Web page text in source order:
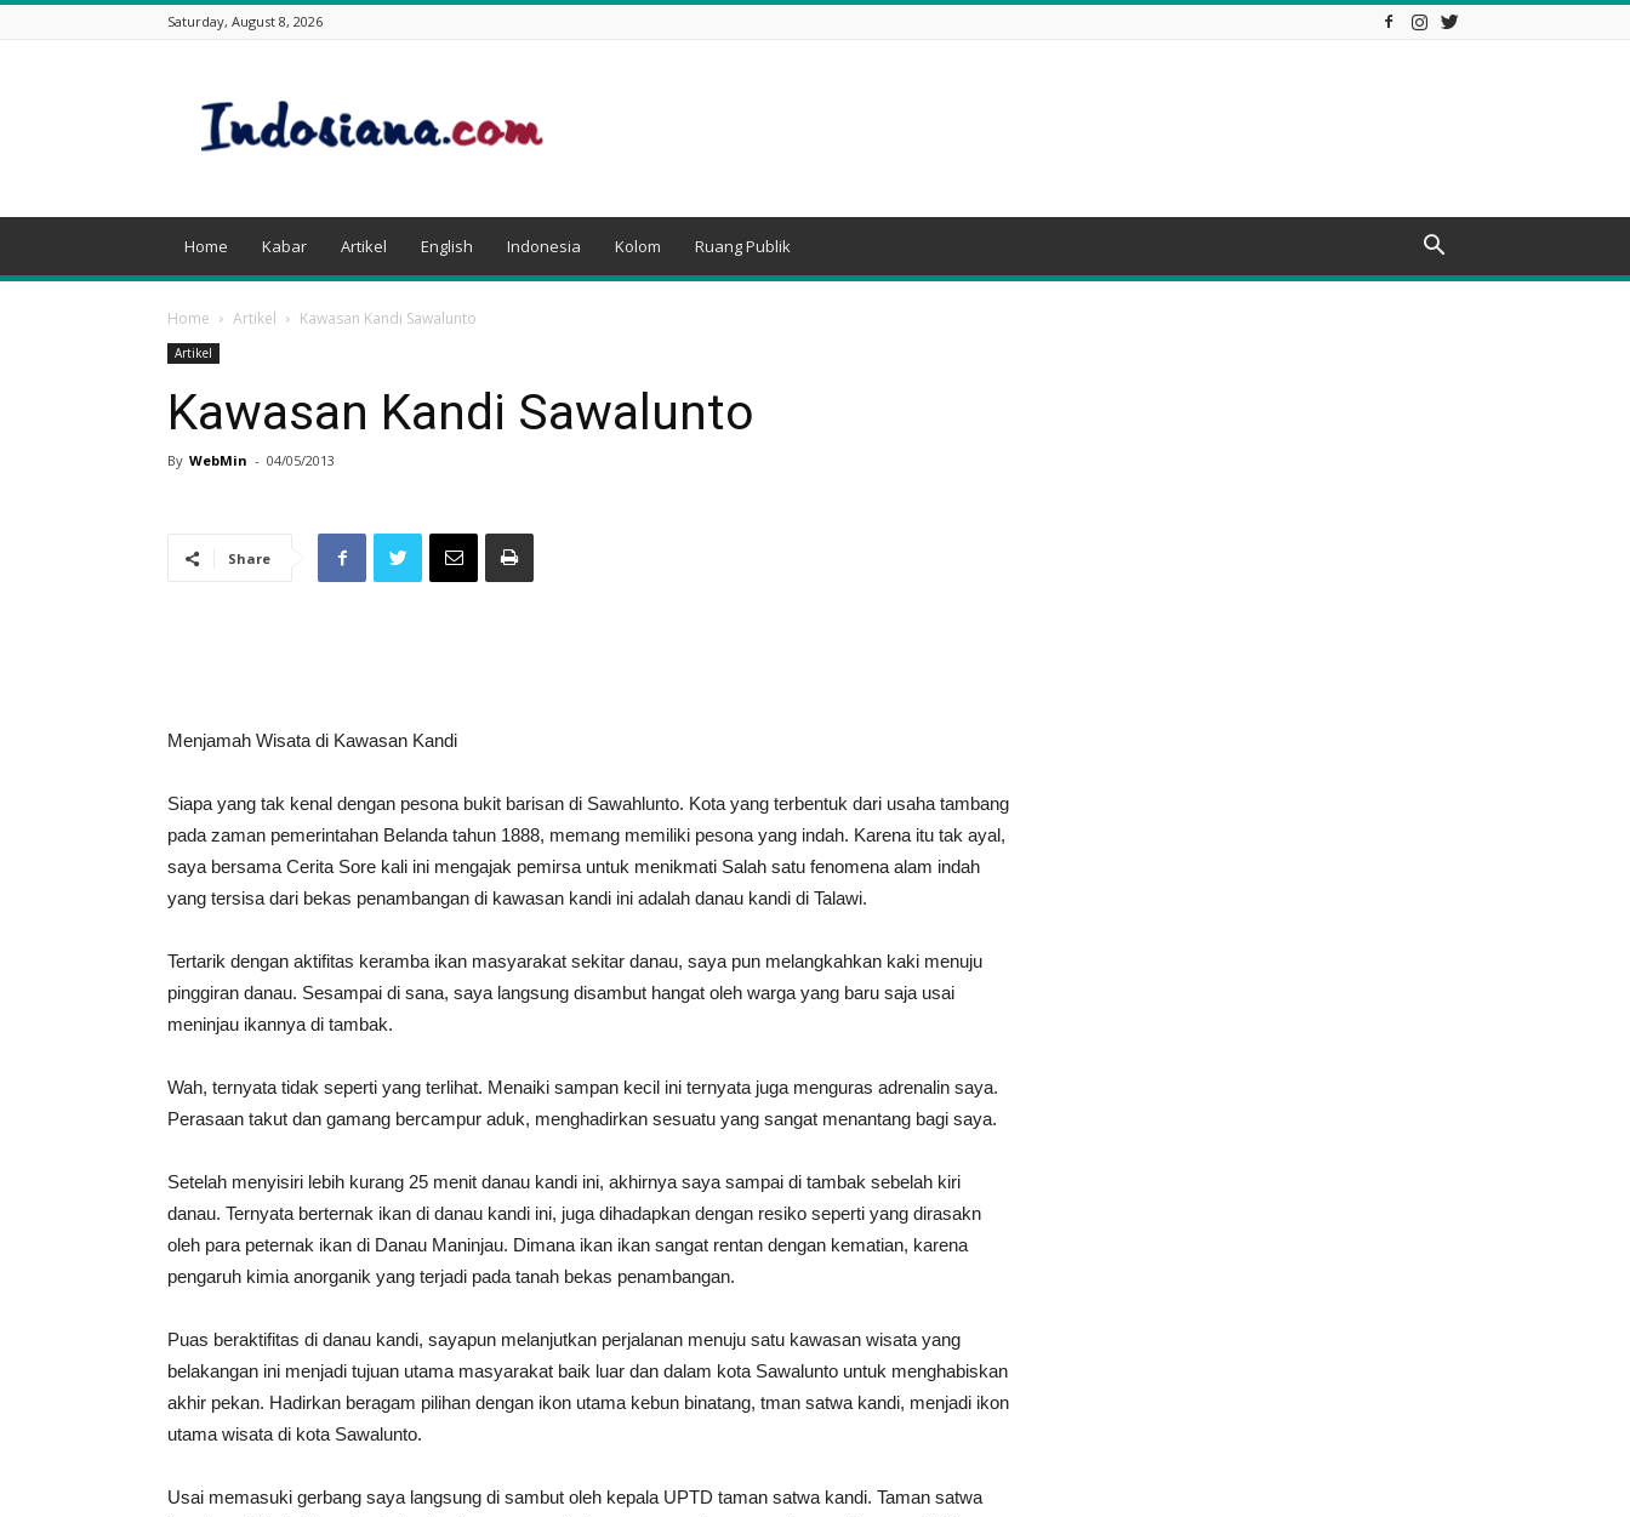
Saturday, August 8, 2026
Home Kabar Artikel English Indonesia Kolom Ruang Publik
Home Artikel Kawasan Kandi Sawalunto
Artikel
Kawasan Kandi Sawalunto
By WebMin - 04/05/2013
Share
Menjamah Wisata di Kawasan Kandi
Siapa yang tak kenal dengan pesona bukit barisan di Sawahlunto. Kota yang terbentuk dari usaha tambang
pada zaman pemerintahan Belanda tahun 1888, memang memiliki pesona yang indah. Karena itu tak ayal,
saya bersama Cerita Sore kali ini mengajak pemirsa untuk menikmati Salah satu fenomena alam indah
yang tersisa dari bekas penambangan di kawasan kandi ini adalah danau kandi di Talawi.
Tertarik dengan aktifitas keramba ikan masyarakat sekitar danau, saya pun melangkahkan kaki menuju
pinggiran danau. Sesampai di sana, saya langsung disambut hangat oleh warga yang baru saja usai
meninjau ikannya di tambak.
Wah, ternyata tidak seperti yang terlihat. Menaiki sampan kecil ini ternyata juga menguras adrenalin saya.
Perasaan takut dan gamang bercampur aduk, menghadirkan sesuatu yang sangat menantang bagi saya.
Setelah menyisiri lebih kurang 25 menit danau kandi ini, akhirnya saya sampai di tambak sebelah kiri
danau. Ternyata berternak ikan di danau kandi ini, juga dihadapkan dengan resiko seperti yang dirasakn
oleh para peternak ikan di Danau Maninjau. Dimana ikan ikan sangat rentan dengan kematian, karena
pengaruh kimia anorganik yang terjadi pada tanah bekas penambangan.
Puas beraktifitas di danau kandi, sayapun melanjutkan perjalanan menuju satu kawasan wisata yang
belakangan ini menjadi tujuan utama masyarakat baik luar dan dalam kota Sawalunto untuk menghabiskan
akhir pekan. Hadirkan beragam pilihan dengan ikon utama kebun binatang, tman satwa kandi, menjadi ikon
utama wisata di kota Sawalunto.
Usai memasuki gerbang saya langsung di sambut oleh kepala UPTD taman satwa kandi. Taman satwa